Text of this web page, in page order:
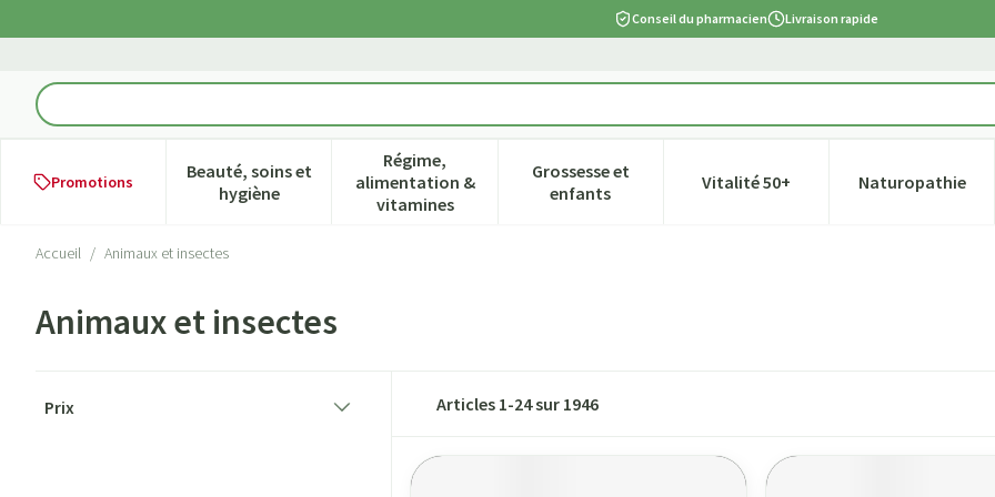
Conseil du pharmacien Livraison rapide
Rechercher
Promotions
Beauté, soins et
hygiène
Afficher le sous-menu pour la catégorie Beauté, soins et hygiène
Régime,
alimentation &
vitamines
Afficher le sous-menu pour la catégorie Régime, alimentation & vitamines
Grossesse et
enfantsAfficher le sous-menu pour la catégorie Grossesse et
Vitalité 50+Afficher le sous-menu pour la
Naturopathie
Afficher le
Accueil / Animaux et insectes
Animaux et insectes
Prix
Articles 1-24sur 1946